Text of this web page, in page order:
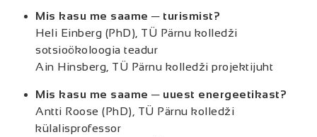
Mis kasu me saame ─ turismist?
Heli Einberg (PhD), TÜ Pärnu kolledži
sotsioökoloogia teadur
Ain Hinsberg, TÜ Pärnu kolledži projektijuht
Mis kasu me saame ─ uuest energeetikast?
Antti Roose (PhD), TÜ Pärnu kolledži
külalisprofessor